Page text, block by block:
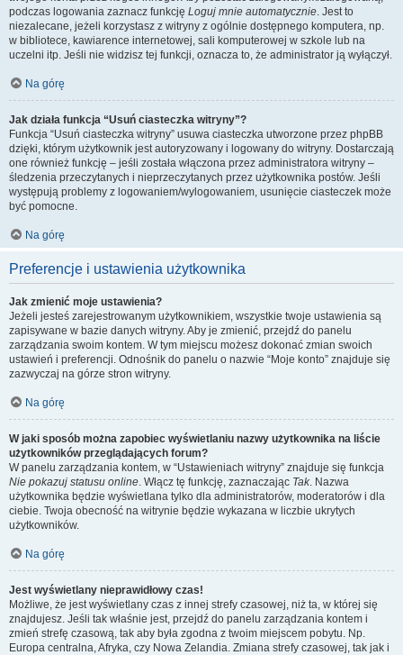
podczas logowania zaznacz funkcję Loguj mnie automatycznie. Jest to
niezalecane, jeżeli korzystasz z witryny z ogólnie dostępnego komputera, np.
w bibliotece, kawiarence internetowej, sali komputerowej w szkole lub na
uczelni itp. Jeśli nie widzisz tej funkcji, oznacza to, że administrator ją wyłączył.
Na górę
Jak działa funkcja “Usuń ciasteczka witryny”?
Funkcja “Usuń ciasteczka witryny” usuwa ciasteczka utworzone przez phpBB
dzięki, którym użytkownik jest autoryzowany i logowany do witryny. Dostarczają
one również funkcję – jeśli została włączona przez administratora witryny –
śledzenia przeczytanych i nieprzeczytanych przez użytkownika postów. Jeśli
występują problemy z logowaniem/wylogowaniem, usunięcie ciasteczek może
być pomocne.
Na górę
Preferencje i ustawienia użytkownika
Jak zmienić moje ustawienia?
Jeżeli jesteś zarejestrowanym użytkownikiem, wszystkie twoje ustawienia są
zapisywane w bazie danych witryny. Aby je zmienić, przejdź do panelu
zarządzania swoim kontem. W tym miejscu możesz dokonać zmian swoich
ustawień i preferencji. Odnośnik do panelu o nazwie “Moje konto” znajduje się
zazwyczaj na górze stron witryny.
Na górę
W jaki sposób można zapobiec wyświetlaniu nazwy użytkownika na liście
użytkowników przeglądających forum?
W panelu zarządzania kontem, w “Ustawieniach witryny” znajduje się funkcja
Nie pokazuj statusu online. Włącz tę funkcję, zaznaczając Tak. Nazwa
użytkownika będzie wyświetlana tylko dla administratorów, moderatorów i dla
ciebie. Twoja obecność na witrynie będzie wykazana w liczbie ukrytych
użytkowników.
Na górę
Jest wyświetlany nieprawidłowy czas!
Możliwe, że jest wyświetlany czas z innej strefy czasowej, niż ta, w której się
znajdujesz. Jeśli tak właśnie jest, przejdź do panelu zarządzania kontem i
zmień strefę czasową, tak aby była zgodna z twoim miejscem pobytu. Np.
Europa centralna, Afryka, czy Nowa Zelandia. Zmiana strefy czasowej, tak jak i